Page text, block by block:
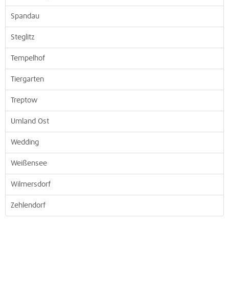
Spandau
Steglitz
Tempelhof
Tiergarten
Treptow
Umland Ost
Wedding
Weißensee
Wilmersdorf
Zehlendorf